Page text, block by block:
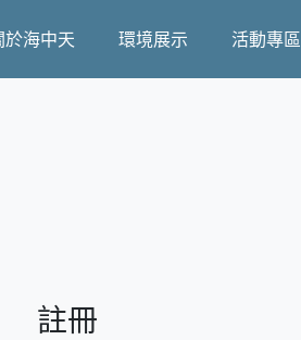
於海中天 環境展示 活動專區
註冊